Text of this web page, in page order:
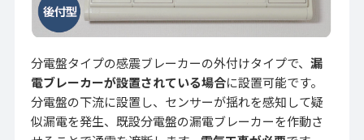
分電盤タイプの感震ブレーカーの外付けタイプで、 漏
電ブレーカーが設置されている場合に設置可能です。
分電盤の下流に設置し、センサーが揺れを感知して疑
似漏電を発生、既設分電盤の漏電ブレーカーを作動さ